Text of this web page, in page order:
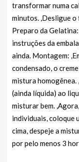
transformar numa
minutos. ,Desligue
Preparo da
instruções da
ainda. Montagem:
condensado, o
mistura
(ainda líquida) ao
misturar bem.
individuais, coloque
cima, despeje a
por pelo menos 3